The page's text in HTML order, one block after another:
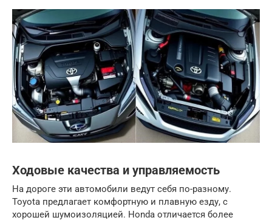
Ходовые качества и управляемость
На дороге эти автомобили ведут себя по-разному.
Toyota предлагает комфортную и плавную езду, с
хорошей шумоизоляцией. Honda отличается более